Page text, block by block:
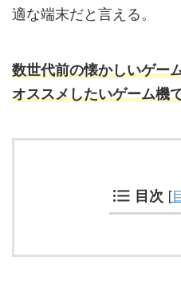
適な端末だと言える。
数世代前の懐かしいゲー
オススメしたいゲーム機
目次 [